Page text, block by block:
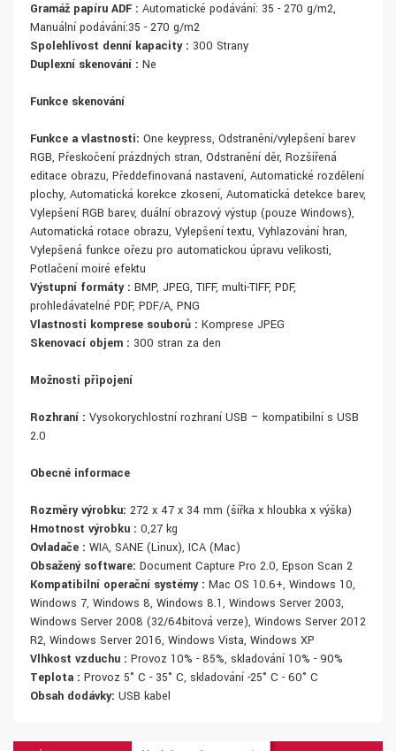
Gramáž papíru ADF : Automatické podávání: 35 - 270 g/m2,
Manuální podávání:35 - 270 g/m2
Spolehlivost denní kapacity : 300 Strany
Duplexní skenování : Ne
Funkce skenování
Funkce a vlastnosti: One keypress, Odstranění/vylepšení barev
RGB, Přeskočení prázdných stran, Odstranění děr, Rozšířená
editace obrazu, Předdefinovaná nastavení, Automatické rozdělení
plochy, Automatická korekce zkosení, Automatická detekce barev,
Vylepšení RGB barev, duální obrazový výstup (pouze Windows),
Automatická rotace obrazu, Vylepšení textu, Vyhlazování hran,
Vylepšená funkce ořezu pro automatickou úpravu velikosti,
Potlačení moiré efektu
Výstupní formáty : BMP, JPEG, TIFF, multi-TIFF, PDF,
prohledávatelné PDF, PDF/A, PNG
Vlastnosti komprese souborů : Komprese JPEG
Skenovací objem : 300 stran za den
Možnosti připojení
Rozhraní : Vysokorychlostní rozhraní USB – kompatibilní s USB
2.0
Obecné informace
Rozměry výrobku: 272 x 47 x 34 mm (šířka x hloubka x výška)
Hmotnost výrobku : 0,27 kg
Ovladače : WIA, SANE (Linux), ICA (Mac)
Obsažený software: Document Capture Pro 2.0, Epson Scan 2
Kompatibilní operační systémy : Mac OS 10.6+, Windows 10,
Windows 7, Windows 8, Windows 8.1, Windows Server 2003,
Windows Server 2008 (32/64bitová verze), Windows Server 2012
R2, Windows Server 2016, Windows Vista, Windows XP
Vlhkost vzduchu : Provoz 10% - 85%, skladování 10% - 90%
Teplota : Provoz 5° C - 35° C, skladování -25° C - 60° C
Obsah dodávky: USB kabel